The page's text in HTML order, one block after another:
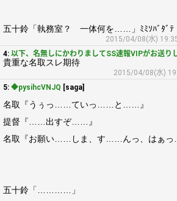
五十鈴「執務室？ 一体何を……」ﾐﾐｿﾊﾞﾀﾞﾃ
2015/04/08(水)
4: 以下、名無しにかわりましてSS速報VIPがお送り
貴重な名取スレ期待
2015/04/08(水)
5: ◆pysihcVNJQ [saga]
名取『うぅっ……ていっ……と……』
提督『……出すぞ……』
名取『お願い……しま、す……んっ、はぁっ
五十鈴「…………」